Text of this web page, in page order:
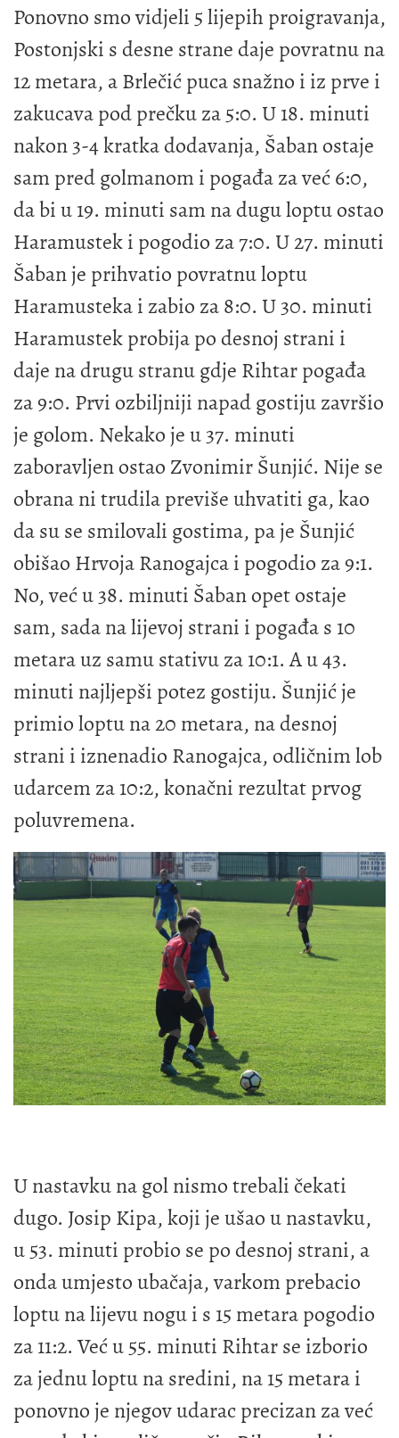
Ponovno smo vidjeli 5 lijepih proigravanja,
Postonjski s desne strane daje povratnu na
12 metara, a Brlečić puca snažno i iz prve i
zakucava pod prečku za 5:0. U 18. minuti
nakon 3-4 kratka dodavanja, Šaban ostaje
sam pred golmanom i pogađa za već 6:0,
da bi u 19. minuti sam na dugu loptu ostao
Haramustek i pogodio za 7:0. U 27. minuti
Šaban je prihvatio povratnu loptu
Haramusteka i zabio za 8:0. U 30. minuti
Haramustek probija po desnoj strani i
daje na drugu stranu gdje Rihtar pogađa
za 9:0. Prvi ozbiljniji napad gostiju završio
je golom. Nekako je u 37. minuti
zaboravljen ostao Zvonimir Šunjić. Nije se
obrana ni trudila previše uhvatiti ga, kao
da su se smilovali gostima, pa je Šunjić
obišao Hrvoja Ranogajca i pogodio za 9:1.
No, već u 38. minuti Šaban opet ostaje
sam, sada na lijevoj strani i pogađa s 10
metara uz samu stativu za 10:1. A u 43.
minuti najljepši potez gostiju. Šunjić je
primio loptu na 20 metara, na desnoj
strani i iznenadio Ranogajca, odličnim lob
udarcem za 10:2, konačni rezultat prvog
poluvremena.
U nastavku na gol nismo trebali čekati
dugo. Josip Kipa, koji je ušao u nastavku,
u 53. minuti probio se po desnoj strani, a
onda umjesto ubačaja, varkom prebacio
loptu na lijevu nogu i s 15 metara pogodio
za 11:2. Već u 55. minuti Rihtar se izborio
za jednu loptu na sredini, na 15 metara i
ponovno je njegov udarac precizan za već